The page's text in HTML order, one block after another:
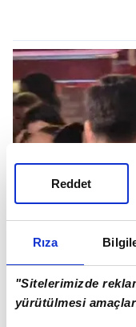
Rıza
"Sitelerimizde
yürütülmesi
Reddet